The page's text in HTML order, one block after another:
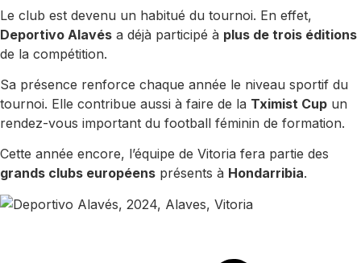
Le club est devenu un habitué du tournoi. En effet,
Deportivo Alavés a déjà participé à plus de trois éditions
de la compétition.
Sa présence renforce chaque année le niveau sportif du
tournoi. Elle contribue aussi à faire de la Tximist Cup un
rendez-vous important du football féminin de formation.
Cette année encore, l’équipe de Vitoria fera partie des
grands clubs européens présents à Hondarribia.